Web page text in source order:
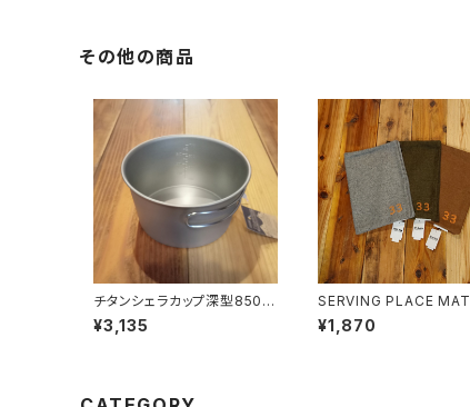
その他の商品
チタンシェラカップ深型850フ
ォールドハンドル(メモリ付)
¥3,135
SERVING PLACE MAT
¥1,870